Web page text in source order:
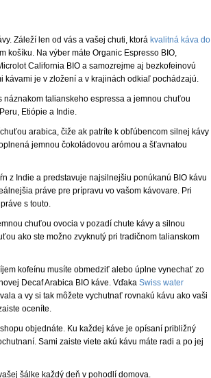
Záleží len od vás a vašej chuti, ktorá kvalitná káva do
košíku. Na výber máte Organic Espresso BIO,
California BIO a samozrejme aj bezkofeinovú
kávami je v zložení a v krajinách odkiaľ pochádzajú.
náznakom talianskeho espressa a jemnou chuťou
Etiópie a Indie.
arabica, čiže ak patríte k obľúbencom silnej kávy
jemnou čokoládovou arómou a šťavnatou
z Indie a predstavuje najsilnejšiu ponúkanú BIO kávu
práve pre prípravu vo vašom kávovare. Pri
s touto.
chuťou ovocia v pozadí chute kávy a silnou
ako ste možno zvyknutý pri tradičnom talianskom
kofeínu musíte obmedziť alebo úplne vynechať zo
Decaf Arabica BIO káve. Vďaka Swiss water
a vy si tak môžete vychutnať rovnakú kávu ako vaši
oceníte.
objednáte. Ku každej káve je opísaní približný
Sami zaiste viete akú kávu máte radi a po jej
šálke každý deň v pohodlí domova.